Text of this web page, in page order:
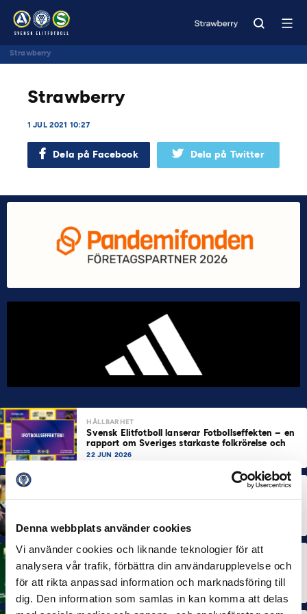
Denna webbplats använder cookies
Vi använder cookies och liknande teknologier för att
analysera vår trafik, förbättra din användarupplevelse och
för att rikta anpassad information och marknadsföring till
dig. Den information som samlas in kan komma att delas
Strawberry
Strawberry
1 JUL 2021 10:27
Dela på Facebook Dela på Twitter
HÅLLBARHET
Svensk Elitfotboll lanserar Fotbollseffekten – en
rapport om Sveriges starkaste folkrörelse och
samhällskraft
22 JUN 2026
MÅNADENS SPELARE
Rösta på Månadens Spelare i juni
3 JUL 2026